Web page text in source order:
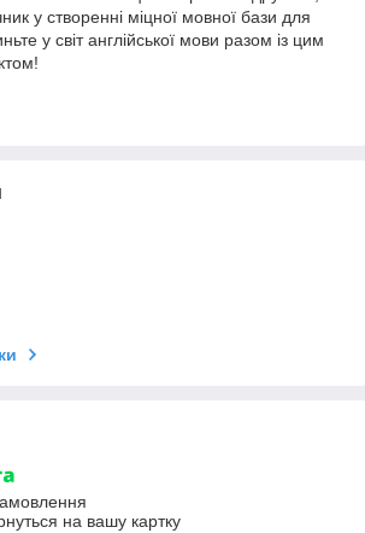
у створенні міцної мовної бази для
у світ англійської мови разом із цим
на вашу картку